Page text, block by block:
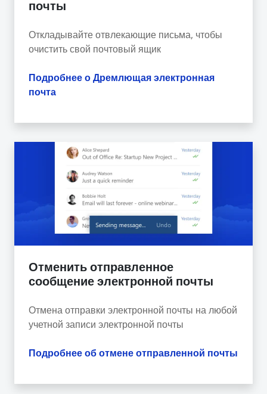
почты
Откладывайте отвлекающие письма, чтобы
очистить свой почтовый ящик
Подробнее о Дремлющая электронная
почта
Отменить отправленное
сообщение электронной почты
Отмена отправки электронной почты на любой
учетной записи электронной почты
Подробнее об отмене отправленной почты